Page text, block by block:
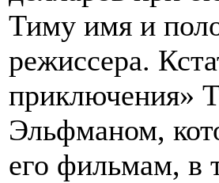
Тиму имя и
режиссера.
приключения»
Эльфманом,
его фильмам, в